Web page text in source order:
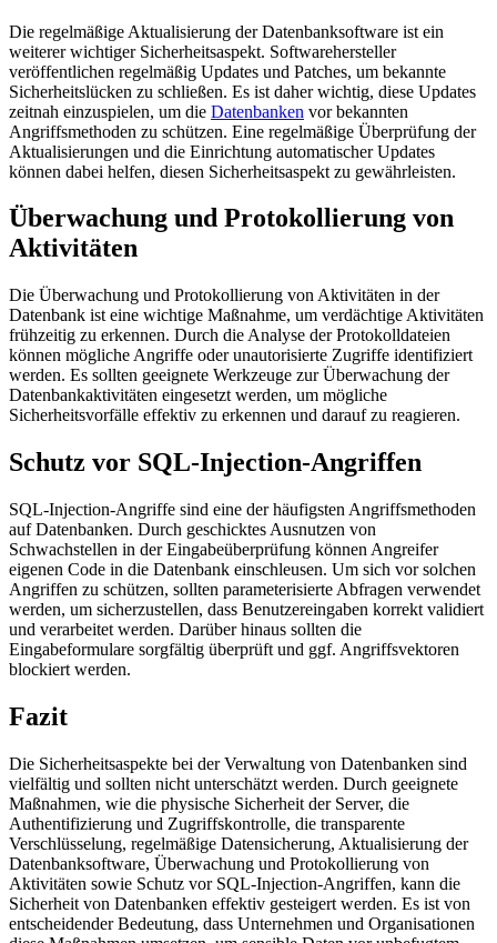
Die regelmäßige Aktualisierung der Datenbanksoftware ist ein
weiterer wichtiger Sicherheitsaspekt. Softwarehersteller
veröffentlichen regelmäßig Updates und Patches, um bekannte
Sicherheitslücken zu schließen. Es ist daher wichtig, diese Updates
zeitnah einzuspielen, um die Datenbanken vor bekannten
Angriffsmethoden zu schützen. Eine regelmäßige Überprüfung der
Aktualisierungen und die Einrichtung automatischer Updates
können dabei helfen, diesen Sicherheitsaspekt zu gewährleisten.
Überwachung und Protokollierung von
Aktivitäten
Die Überwachung und Protokollierung von Aktivitäten in der
Datenbank ist eine wichtige Maßnahme, um verdächtige Aktivitäten
frühzeitig zu erkennen. Durch die Analyse der Protokolldateien
können mögliche Angriffe oder unautorisierte Zugriffe identifiziert
werden. Es sollten geeignete Werkzeuge zur Überwachung der
Datenbankaktivitäten eingesetzt werden, um mögliche
Sicherheitsvorfälle effektiv zu erkennen und darauf zu reagieren.
Schutz vor SQL-Injection-Angriffen
SQL-Injection-Angriffe sind eine der häufigsten Angriffsmethoden
auf Datenbanken. Durch geschicktes Ausnutzen von
Schwachstellen in der Eingabeüberprüfung können Angreifer
eigenen Code in die Datenbank einschleusen. Um sich vor solchen
Angriffen zu schützen, sollten parameterisierte Abfragen verwendet
werden, um sicherzustellen, dass Benutzereingaben korrekt validiert
und verarbeitet werden. Darüber hinaus sollten die
Eingabeformulare sorgfältig überprüft und ggf. Angriffsvektoren
blockiert werden.
Fazit
Die Sicherheitsaspekte bei der Verwaltung von Datenbanken sind
vielfältig und sollten nicht unterschätzt werden. Durch geeignete
Maßnahmen, wie die physische Sicherheit der Server, die
Authentifizierung und Zugriffskontrolle, die transparente
Verschlüsselung, regelmäßige Datensicherung, Aktualisierung der
Datenbanksoftware, Überwachung und Protokollierung von
Aktivitäten sowie Schutz vor SQL-Injection-Angriffen, kann die
Sicherheit von Datenbanken effektiv gesteigert werden. Es ist von
entscheidender Bedeutung, dass Unternehmen und Organisationen